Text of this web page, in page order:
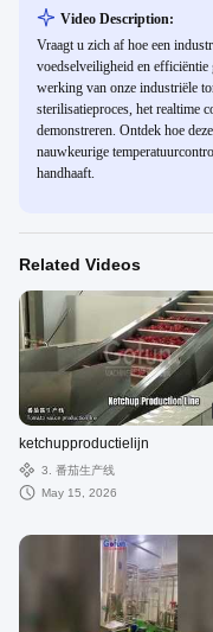
Video Description:
Vraagt ​​u zich af hoe een
voedselveiligheid en efficiëntie
werking van onze industriële
sterilisatieproces, het realtime
demonstreren. Ontdek hoe
nauwkeurige
handhaaft.
Related Videos
ketchupproductielijn
3. 番茄生产线
May 15, 2026